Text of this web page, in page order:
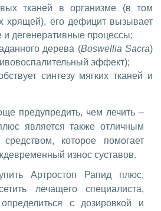
тканей в организме (в том
хрящей), его дефицит вызывает
и дегенеративные процессы;
дерева (Boswellia Sacra)
эффект);
синтезу мягких тканей и
предупредить, чем лечить –
является также отличным
средством, которое помогает
износ суставов.
Артростоп Рапид плюс,
лечащего специалиста,
с дозировкой и